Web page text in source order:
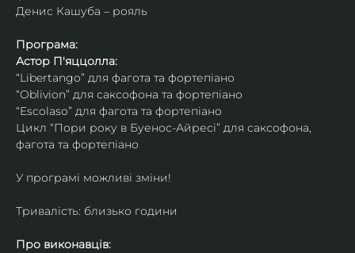
Денис Кашуба – рояль
Програма:
Астор П'яццолла:
“Libertango” для фагота та фортепіано
“Oblivion” для саксофона та фортепіано
“Escolaso” для фагота та фортепіано
Цикл “Пори року в Буенос-Айресі” для саксофона,
фагота та фортепіано
У програмі можливі зміни!
Тривалість: близько години
Про виконавців: